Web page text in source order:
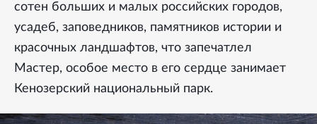
сотен больших и малых российских городов,
усадеб, заповедников, памятников истории и
красочных ландшафтов, что запечатлел
Мастер, особое место в его сердце занимает
Кенозерский национальный парк.